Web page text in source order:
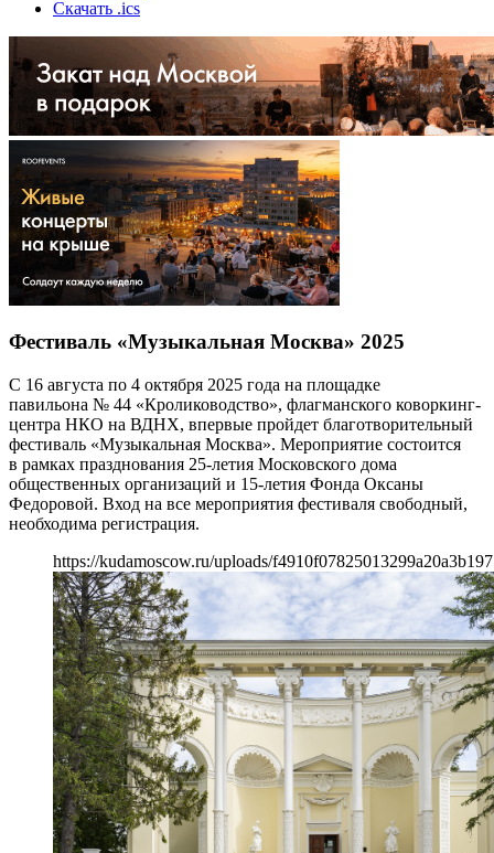
Скачать .ics
Фестиваль «Музыкальная Москва» 2025
С 16 августа по 4 октября 2025 года на площадке
павильона № 44 «Кролиководство», флагманского коворкинг-
центра НКО на ВДНХ, впервые пройдет благотворительный
фестиваль «Музыкальная Москва». Мероприятие состоится
в рамках празднования 25-летия Московского дома
общественных организаций и 15-летия Фонда Оксаны
Федоровой. Вход на все мероприятия фестиваля свободный,
необходима регистрация.
https://kudamoscow.ru/uploads/